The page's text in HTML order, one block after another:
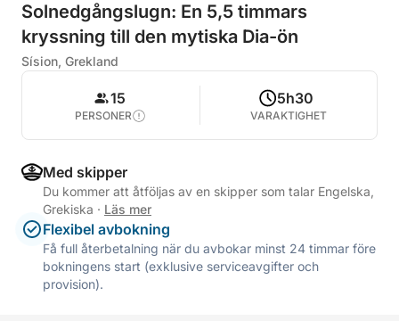
Solnedgångslugn: En 5,5 timmars
kryssning till den mytiska Dia-ön
Sísion, Grekland
15
PERSONER
5h30
VARAKTIGHET
Med skipper
Du kommer att åtföljas av en skipper som talar Engelska,
Grekiska · Läs mer
Flexibel avbokning
Få full återbetalning när du avbokar minst 24 timmar före
bokningens start (exklusive serviceavgifter och
provision).